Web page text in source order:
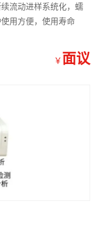
流动进样系统化，蠕
用方便，使用寿命
￥ 面议